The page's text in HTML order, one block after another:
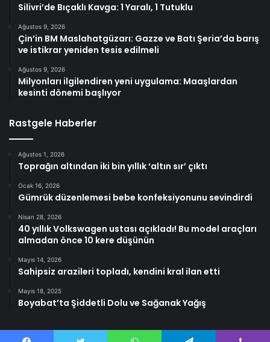
Silivri’de Bıçaklı Kavga: 1 Yaralı, 1 Tutuklu
Ağustos 9, 2026
Çin’in BM Maslahatgüzarı: Gazze ve Batı Şeria’da barış
ve istikrar yeniden tesis edilmeli
Ağustos 9, 2026
Milyonları ilgilendiren yeni uygulama: Maaşlardan
kesinti dönemi başlıyor
Rastgele Haberler
Ağustos 1, 2026
Toprağın altından iki bin yıllık ‘altın sır’ çıktı
Ocak 16, 2026
Gümrük düzenlemesi bebe konfeksiyonunu sevindirdi
Nisan 28, 2026
40 yıllık Volkswagen ustası açıkladı! Bu model araçları
almadan önce 10 kere düşünün
Mayıs 14, 2026
Sahipsiz arazileri topladı, kendini kral ilan etti
Mayıs 18, 2025
Boyabat’ta Şiddetli Dolu ve Sağanak Yağış